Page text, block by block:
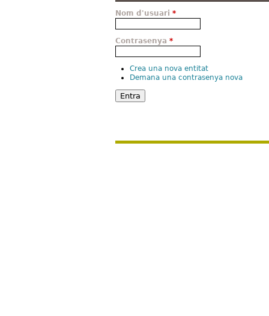
Nom d'usuari *
Contrasenya *
Crea una nova entitat
Demana una contrasenya nova